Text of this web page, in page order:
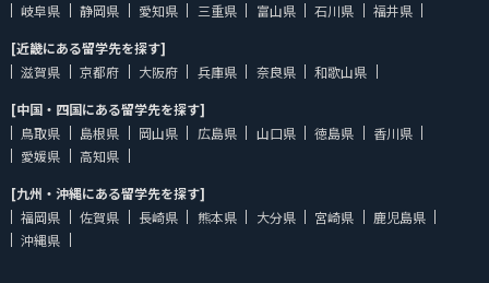
岐阜県
静岡県 愛知県 三重県 富山県 石川県
福井県
[近畿にある留学先を探す]
滋賀県
京都府 大阪府 兵庫県 奈良県
和歌山県
[中国・四国にある留学先を探す]
鳥取県
島根県 岡山県 広島県 山口県 徳島県
香川県
愛媛県
高知県
[九州・沖縄にある留学先を探す]
福岡県
佐賀県 長崎県 熊本県 大分県 宮崎県
鹿児島県
沖縄県